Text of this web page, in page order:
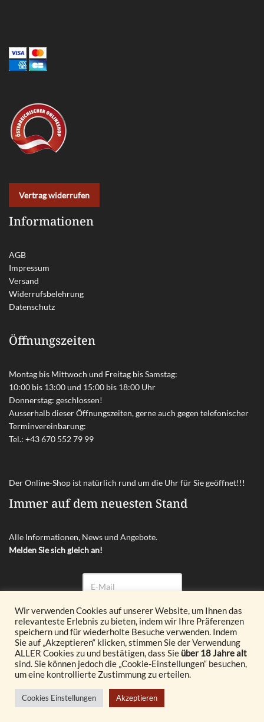
Vertrag widerrufen
Informationen
AGB
Impressum
Versand
Widerrufsbelehrung
Datenschutz
Öffnungszeiten
Montag bis Mittwoch und Freitag bis Samstag:
10:00 bis 13:00 und 15:00 bis 18:00 Uhr
Donnerstag: geschlossen!
Ausserhalb dieser Öffnungszeiten, gerne auch gegen telefonischer
Terminvereinbarung:
Tel.: +43 670 552 79 99
Der Online-Shop ist natürlich rund um die Uhr für Sie geöffnet!!!
Immer auf dem neuesten Stand
Alle Informationen, News und Angebote.
Melden Sie sich gleich an!
Abonnieren
© 2026 Glöckl OG. All Rights Reserved.
Realisiert durch
Wir verwenden Cookies auf unserer Website, um Ihnen das
relevanteste Erlebnis zu bieten, indem wir Ihre Präferenzen
speichern und für wiederholte Besuche verwenden. Indem
Sie auf „Akzeptieren“ klicken, stimmen Sie der Verwendung
ALLER Cookies zu und bestätigen, dass Sie über 18 Jahre alt
sind. Sie können jedoch die „Cookie-Einstellungen“ besuchen,
um eine kontrollierte Zustimmung zu erteilen.
Cookies Einstellungen Akzeptieren